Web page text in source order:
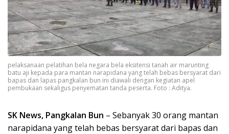
pelaksanaan pelatihan bela negara bela eksitensi tanah air marunting
batu aji kepada para mantan narapidana yang telah bebas bersyarat dari
bapas dan lapas pangkalan bun ini diawali dengan kegiatan apel
pembukaan sekaligus penyematan tanda peserta. Foto : Aditya.
SK News, Pangkalan Bun – Sebanyak 30 orang mantan
narapidana yang telah bebas bersyarat dari bapas dan